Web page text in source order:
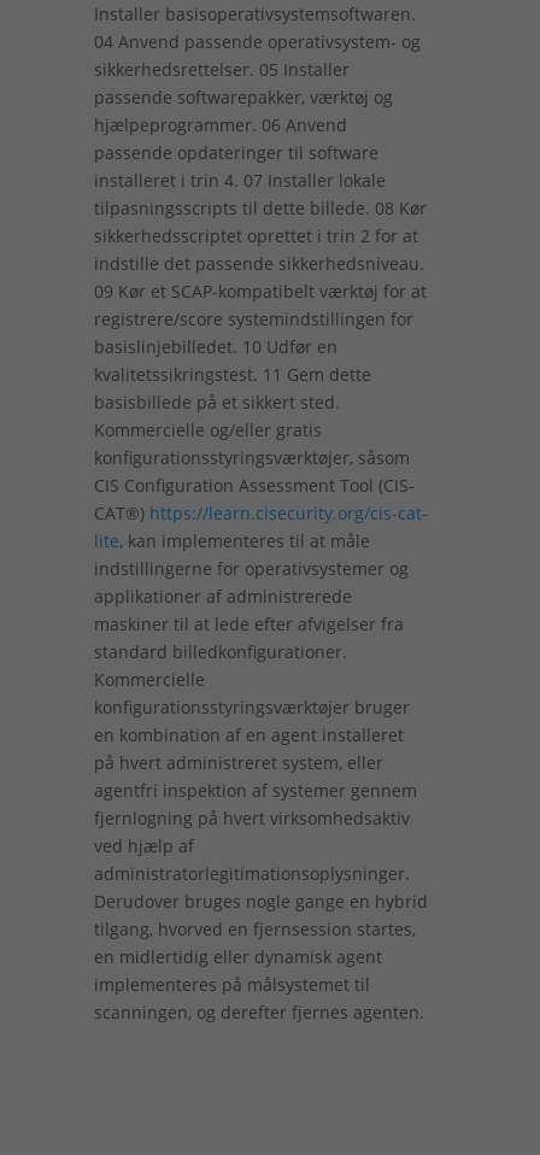
Installer basisoperativsystemsoftwaren.
04 Anvend passende operativsystem- og
sikkerhedsrettelser. 05 Installer
passende softwarepakker, værktøj og
hjælpeprogrammer. 06 Anvend
passende opdateringer til software
installeret i trin 4. 07 Installer lokale
tilpasningsscripts til dette billede. 08 Kør
sikkerhedsscriptet oprettet i trin 2 for at
indstille det passende sikkerhedsniveau.
09 Kør et SCAP-kompatibelt værktøj for at
registrere/score systemindstillingen for
basislinjebilledet. 10 Udfør en
kvalitetssikringstest. 11 Gem dette
basisbillede på et sikkert sted.
Kommercielle og/eller gratis
konfigurationsstyringsværktøjer, såsom
CIS Configuration Assessment Tool (CIS-
CAT®) https://learn.cisecurity.org/cis-cat-
lite, kan implementeres til at måle
indstillingerne for operativsystemer og
applikationer af administrerede
maskiner til at lede efter afvigelser fra
standard billedkonfigurationer.
Kommercielle
konfigurationsstyringsværktøjer bruger
en kombination af en agent installeret
på hvert administreret system, eller
agentfri inspektion af systemer gennem
fjernlogning på hvert virksomhedsaktiv
ved hjælp af
administratorlegitimationsoplysninger.
Derudover bruges nogle gange en hybrid
tilgang, hvorved en fjernsession startes,
en midlertidig eller dynamisk agent
implementeres på målsystemet til
scanningen, og derefter fjernes agenten.